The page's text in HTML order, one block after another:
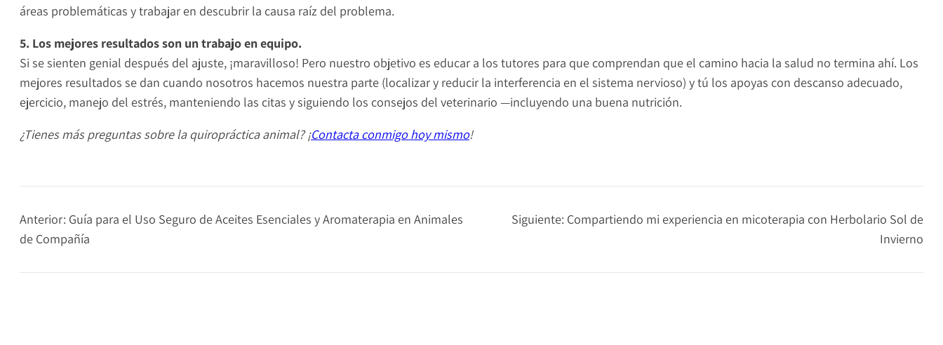
áreas problemáticas y trabajar en descubrir la causa raíz del problema.
5. Los mejores resultados son un trabajo en equipo.
Si se sienten genial después del ajuste, ¡maravilloso! Pero nuestro objetivo es educar a los tutores para que comprendan que el camino hacia la salud no termina ahí. Los
mejores resultados se dan cuando nosotros hacemos nuestra parte (localizar y reducir la interferencia en el sistema nervioso) y tú los apoyas con descanso adecuado,
ejercicio, manejo del estrés, manteniendo las citas y siguiendo los consejos del veterinario —incluyendo una buena nutrición.
¿Tienes más preguntas sobre la quiropráctica animal? ¡Contacta conmigo hoy mismo!
Anterior: Guía para el Uso Seguro de Aceites Esenciales y Aromaterapia en Animales
de Compañía
Siguiente: Compartiendo mi experiencia en micoterapia con Herbolario Sol de
Invierno